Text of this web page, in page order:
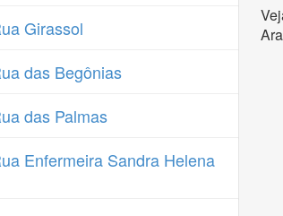
Girassol
das Begônias
das Palmas
Enfermeira Sandra Helena